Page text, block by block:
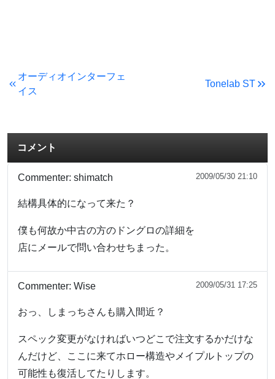
オーディオインターフェ
イス
Tonelab ST
コメント
Commenter: shimatch 2009/05/30 21:10
結構具体的になって来た？
僕も何故か中古の方のドングロの詳細を
店にメールで問い合わせちまった。
Commenter: Wise 2009/05/31 17:25
おっ、しまっちさんも購入間近？
スペック変更がなければいつどこで注文するかだけな
んだけど、ここに来てホロー構造やメイプルトップの
可能性も復活してたりします。